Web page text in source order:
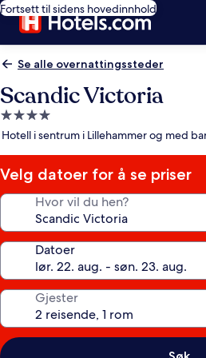
Fortsett til sidens hovedinnhold
Se alle overnattingssteder
Scandic Victoria
Overnattingssted
med
stjerner
Hotell i sentrum i Lillehammer og med
Velg datoer for å se priser
Hvor vil du hen?
Datoer
Gjester